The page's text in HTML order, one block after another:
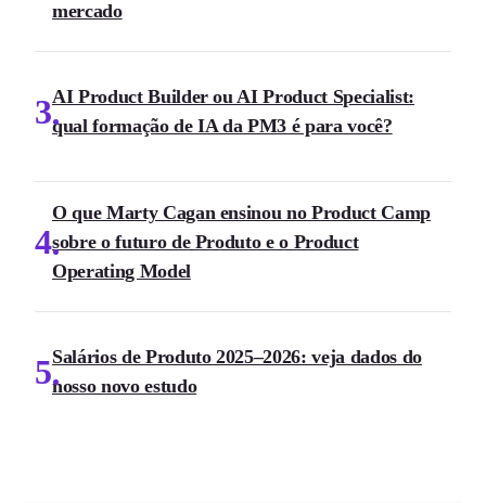
mercado
3AI Product Builder ou AI Product Specialist:
qual formação de IA da PM3 é para você?
4
O que Marty Cagan ensinou no Product Camp
sobre o futuro de Produto e o Product
Operating Model
5Salários de Produto 2025–2026: veja dados do
nosso novo estudo